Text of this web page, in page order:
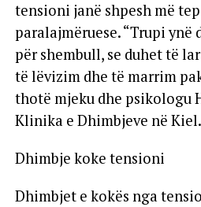
tensioni janë shpesh më
paralajmëruese. “Trupi ynë
për shembull, se duhet të
të lëvizim dhe të marrim
thotë mjeku dhe psikologu
Klinika e Dhimbjeve në Kiel.
Dhimbje koke tensioni
Dhimbjet e kokës nga